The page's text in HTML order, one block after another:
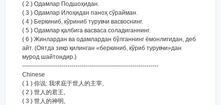
( 2 ) Одамлар Подшоҳидан.
( 3 ) Одамлар Илоҳидан паноҳ сўрайман.
( 4 ) Беркиниб, кўриниб турувчи васвоснинг.
( 5 ) Одамлар қалбига васваса соладиганнинг.
( 6 ) Жинлардан ва одамлардан бўлганнинг ёмонлигидан, деб
айт. (Оятда зикр қилинган «беркиниб, кўриб турувчи»дан
мурод шайтондир.)
---------------------------------------------------------------------
Chinese
( 1 ) 你说: 我求庇于世人的主宰,
( 2 ) 世人的君王,
( 3 ) 世人的神明,